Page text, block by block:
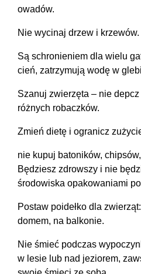
owadów.
Nie wycinaj drzew i krzewów.
Są schronieniem dla wielu
cień, zatrzymują wodę w
Szanuj zwierzęta – nie
różnych robaczków.
Zmień dietę i ogranicz
nie kupuj batoników,
Będziesz zdrowszy i nie
środowiska opakowaniami
Postaw poidełko dla
domem, na balkonie.
Nie śmieć podczas
w lesie lub nad jeziorem,